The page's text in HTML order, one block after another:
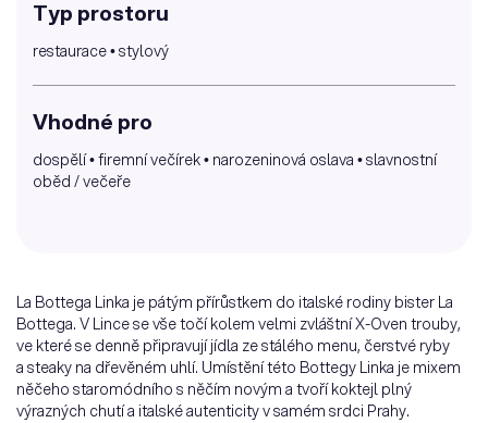
Typ prostoru
restaurace • stylový
Vhodné pro
dospělí • firemní večírek • narozeninová oslava • slavnostní
oběd / večeře
La Bottega Linka je pátým přírůstkem do italské rodiny bister La
Bottega. V Lince se vše točí kolem velmi zvláštní X-Oven trouby,
ve které se denně připravují jídla ze stálého menu, čerstvé ryby
a steaky na dřevěném uhlí. Umístění této Bottegy Linka je mixem
něčeho staromódního s něčím novým a tvoří koktejl plný
výrazných chutí a italské autenticity v samém srdci Prahy.